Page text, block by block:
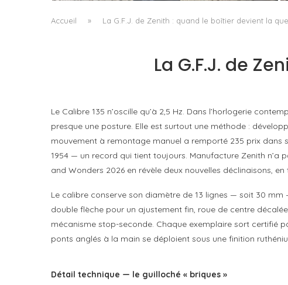
Accueil » La G.F.J. de Zenith : quand le boîtier devient la
La G.F.J. de
Le Calibre 135 n’oscille qu’à 2,5 Hz. Dans l’horlogerie
presque une posture. Elle est surtout une méthode :
mouvement à remontage manuel a remporté 235 prix dans
1954 — un record qui tient toujours. Manufacture Zenith n’a
and Wonders 2026 en révèle deux nouvelles déclinaisons,
Le calibre conserve son diamètre de 13 lignes — soit 30
double flèche pour un ajustement fin, roue de centre
mécanisme stop-seconde. Chaque exemplaire sort certifié
ponts anglés à la main se déploient sous une finition
Détail technique — le guilloché « briques »